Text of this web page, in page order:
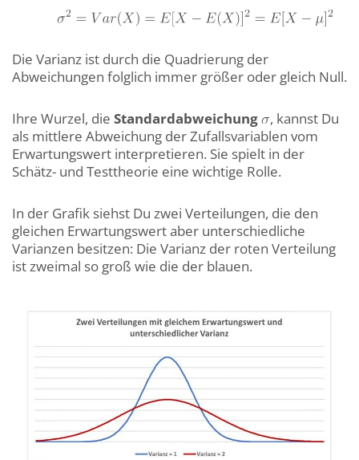
Die Varianz ist durch die Quadrierung der
Abweichungen folglich immer größer oder gleich Null.
Ihre Wurzel, die Standardabweichung
, kannst Du
als mittlere Abweichung der Zufallsvariablen vom
Erwartungswert interpretieren. Sie spielt in der
Schätz- und Testtheorie eine wichtige Rolle.
In der Grafik siehst Du zwei Verteilungen, die den
gleichen Erwartungswert aber unterschiedliche
Varianzen besitzen: Die Varianz der roten Verteilung
ist zweimal so groß wie die der blauen.